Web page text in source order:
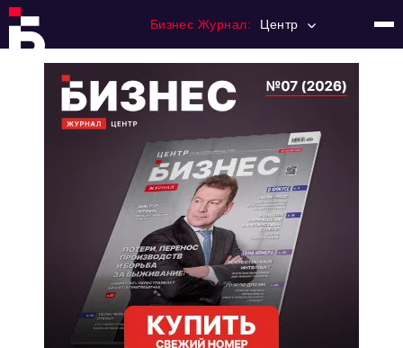
Бизнес Журнал: Центр
Регулирование
Премия "Тульский Бизнес"